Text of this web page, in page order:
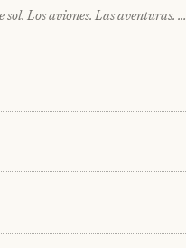
Los aviones. Las aventuras. …